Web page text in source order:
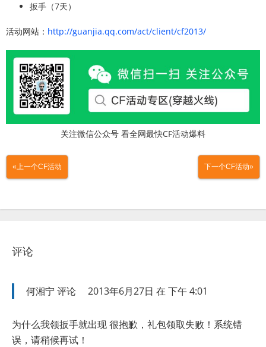
扳手（7天）
活动网站： http://guanjia.qq.com/act/client/cf2013/
关注微信公众号 看全网最快CF活动爆料
«上一个CF活动 下一个CF活动»
评论
何湘宁 评论 2013年6月27日 在 下午 4:01
为什么我领扳手就出现 很抱歉，礼包领取失败！系统错
误，请稍候再试！